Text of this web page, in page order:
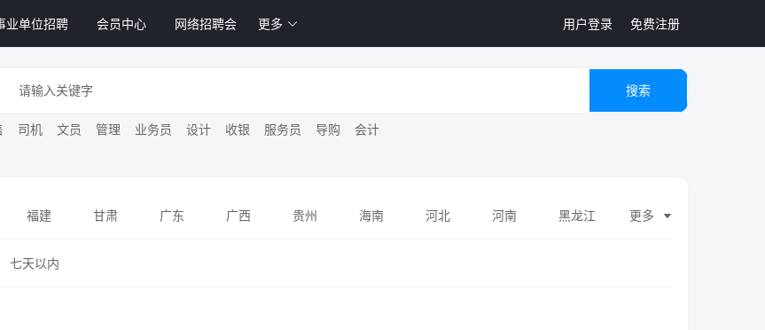
业单位招聘 会员中心 网络招聘会 更多 用户登录 免费注册
搜索
司机 文员 管理 业务员 设计 收银 服务员 导购 会计
福建 甘肃 广东 广西 贵州 海南 河北 河南 黑龙江
江西
更多
七天以内